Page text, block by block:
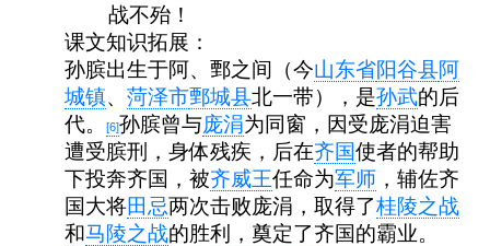
战不殆！
课文知识拓展：
孙膑出生于阿、鄄之间（今山东省阳谷县阿
城镇、 菏泽市鄄城县北一带），是孙武的后
代。
[6]孙膑曾与庞涓为同窗，因受庞涓迫害
遭受膑刑，身体残疾，后在齐国使者的帮助
下投奔齐国，被齐威王任命为军师，辅佐齐
国大将田忌两次击败庞涓，取得了桂陵之战
和马陵之战的胜利，奠定了齐国的霸业。